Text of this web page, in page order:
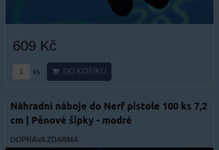
609 Kč
ks DO KOŠÍKU
Náhradní náboje do Nerf pistole 100 ks 7,2
cm | Pěnové šipky - modré
DOPRAVA ZDARMA